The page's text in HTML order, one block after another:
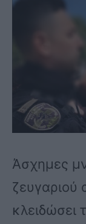
Άσχημες
ζευγαριού
κλειδώσει